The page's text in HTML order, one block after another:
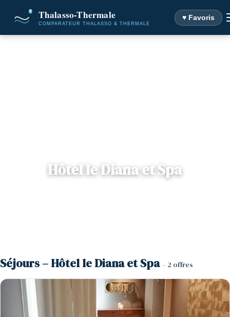
♥ Favoris
Hôtel le Diana et Spa
Séjours – Hôtel le Diana et Spa – 2 offres